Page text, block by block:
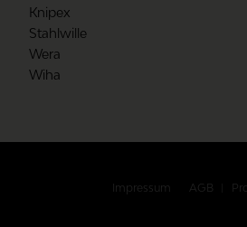
Knipex
Stahlwille
Wera
Wiha
AGB
Impressum